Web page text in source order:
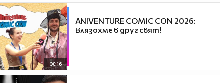
08:16
ANIVENTURE COMIC CON 2026:
Влязохме в друг свят!